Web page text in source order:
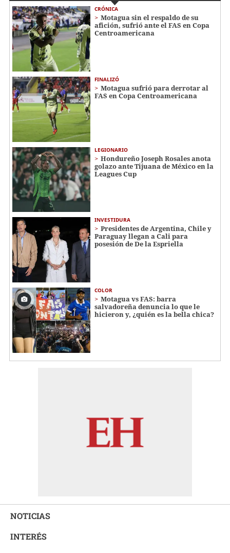
CRÓNICA
Motagua sin el respaldo de su
afición, sufrió ante el FAS en Copa
Centroamericana
FINALIZÓ
Motagua sufrió para derrotar al
FAS en Copa Centroamericana
LEGIONARIO
Hondureño Joseph Rosales anota
golazo ante Tijuana de México en la
Leagues Cup
INVESTIDURA
Presidentes de Argentina, Chile y
Paraguay llegan a Cali para
posesión de De la Espriella
COLOR
Motagua vs FAS: barra
salvadoreña denuncia lo que le
hicieron y, ¿quién es la bella chica?
NOTICIAS
INTERÉS